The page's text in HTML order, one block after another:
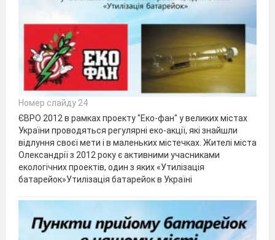
Номер слайду 24
ЄВРО 2012 в рамках проекту "Еко-фан" у великих містах
України проводяться регулярні еко-акції, які знайшли
відлуння своєї мети і в маленьких містечках. Жителі міста
Олександрії з 2012 року є активними учасниками
екологічних проектів, один з яких «Утилізація
батарейок»Утилізація батарейок в Україні